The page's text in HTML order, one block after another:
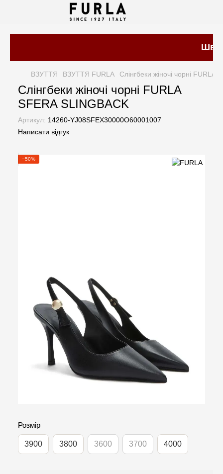
ВЗУТТЯ ВЗУТТЯ FURLA Слінгбеки жіночі чорні FURLA
Слінгбеки жіночі чорні FURLA
SFERA SLINGBACK
Артикул: 14260-YJ08SFEX30000O60001007
Написати відгук
−50%
Розмір
3900 3800 3600 3700 4000